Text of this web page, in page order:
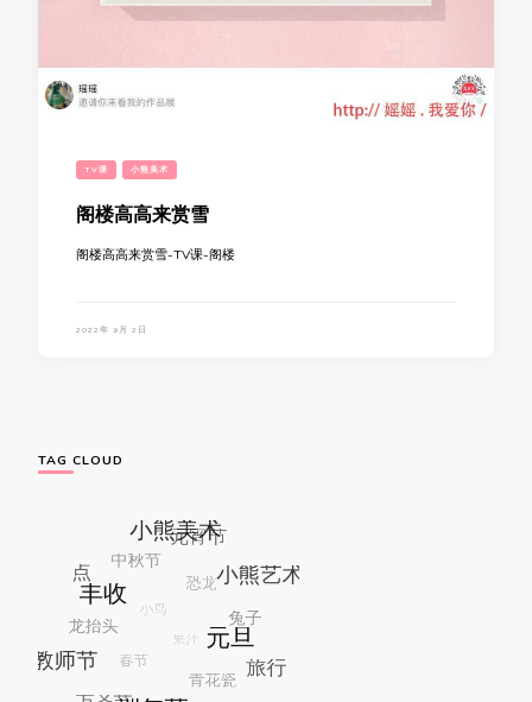
TV课 小熊美术
阁楼高高来赏雪
阁楼高高来赏雪-TV课-阁楼
2022年 9月 2日
TAG CLOUD